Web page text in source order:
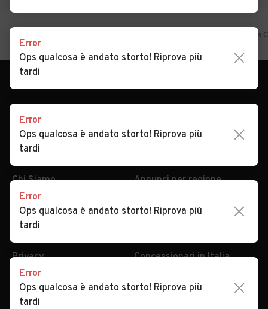
Home Sicilia Palermo Caltavuturo Auto usate in vendita
AUTOMOBILE.IT
Serve aiuto?
Dati identificativi
Condizioni generali
Impostazioni Privacy
Security
ESPLORA
Marche e Modelli
Tipi di veicoli
Articoli del Magazine
Error
Ops qualcosa è andato storto! Riprova più
tardi
Error
Ops qualcosa è andato storto! Riprova più
tardi
Error
Ops qualcosa è andato storto! Riprova più
tardi
Error
Ops qualcosa è andato storto! Riprova più
tardi